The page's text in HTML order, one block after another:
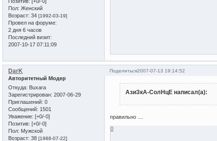
Пол: Женский
Возраст: 34 [1992-03-19]
Провел на форуме:
2 дня 6 часов
Последний визит:
2007-10-17 07:11:09
Поделиться2007-07-13 19:14:52
DarK
Авторитетный Модер
Откуда: Buxara
Зарегистрирован: 2007-06-29
Приглашений: 0
Сообщений: 1501
Уважение: [+0/-0]
Позитив: [+0/-0]
Пол: Мужской
Возраст: 38 [1988-07-22]
АзиЗкА-СолНцЕ написал(а):
правильно ....
0